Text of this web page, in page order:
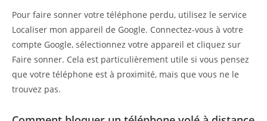
Pour faire sonner votre téléphone perdu, utilisez le service
Localiser mon appareil de Google. Connectez-vous à votre
compte Google, sélectionnez votre appareil et cliquez sur
Faire sonner. Cela est particulièrement utile si vous pensez
que votre téléphone est à proximité, mais que vous ne le
trouvez pas.